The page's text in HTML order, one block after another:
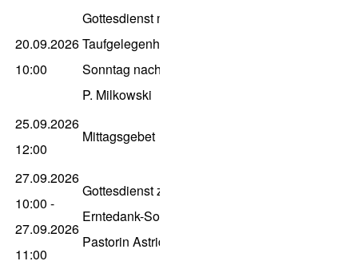
20.09.2026
10:00
Gottesdienst mit
Taufgelegenheit zum 16.
Sonntag nach Trinitatis,
P. Milkowski
25.09.2026
12:00
Mittagsgebet
27.09.2026
10:00 -
27.09.2026
11:00
Gottesdienst zum
Erntedank-Sonntag mit
Pastorin Astrid Hoidis